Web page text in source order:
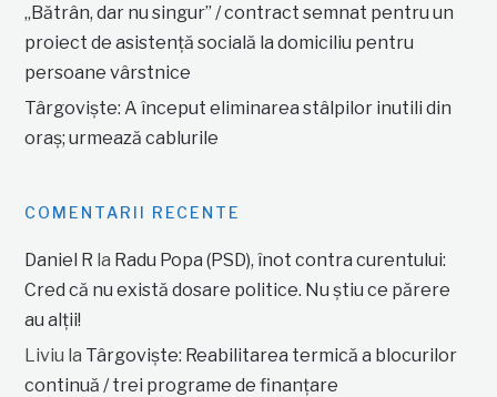
„Bătrân, dar nu singur” / contract semnat pentru un
proiect de asistență socială la domiciliu pentru
persoane vârstnice
Târgoviște: A început eliminarea stâlpilor inutili din
oraș; urmează cablurile
COMENTARII RECENTE
Daniel R la Radu Popa (PSD), înot contra curentului:
Cred că nu există dosare politice. Nu știu ce părere
au alții!
Liviu la Târgoviște: Reabilitarea termică a blocurilor
continuă / trei programe de finanțare